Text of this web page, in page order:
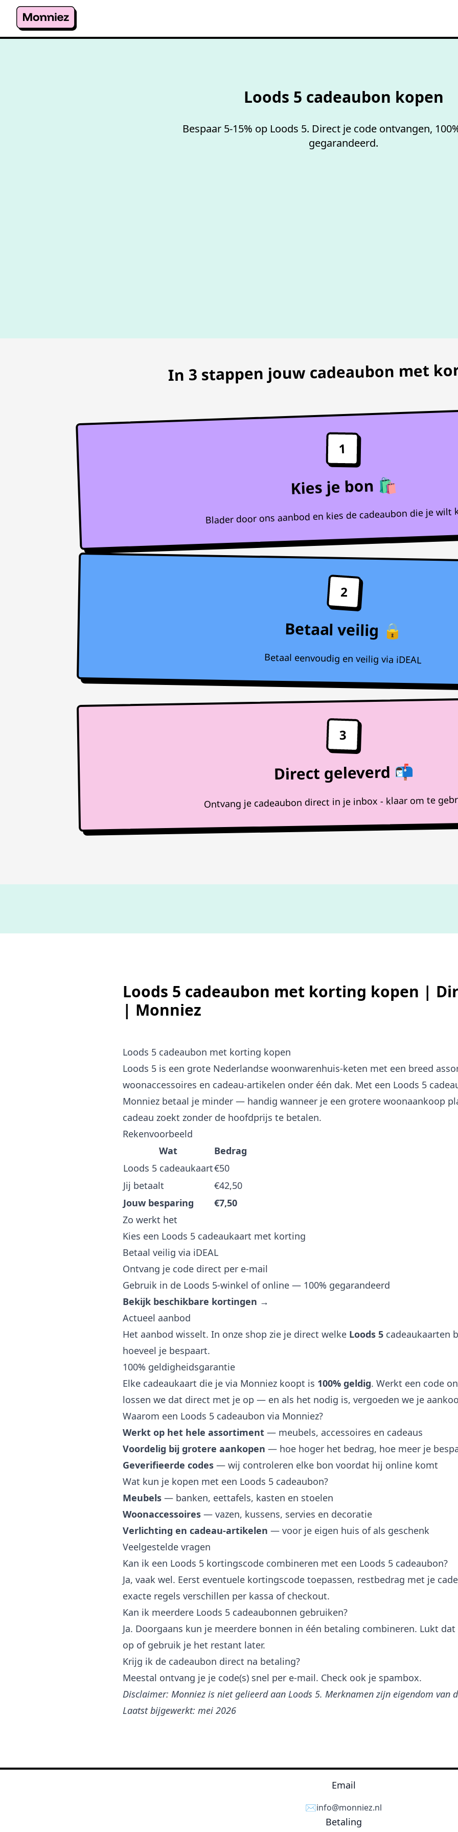
Loods 5 cadeaubon kopen
Bespaar 5-15% op Loods 5. Direct je code ontvangen,
gegarandeerd.
In 3 stappen jouw cadeaubon met
1
Kies je bon 🛍️
Blader door ons aanbod en kies de cadeaubon die je wilt
2
Betaal veilig 🔒
Betaal eenvoudig en veilig via iDEAL
3
Direct geleverd 📬
Ontvang je cadeaubon direct in je inbox - klaar om te
Loods 5 cadeaubon met korting kopen |
| Monniez
Loods 5 cadeaubon met korting kopen
Loods 5 is een grote Nederlandse woonwarenhuis-keten met een breed
woonaccessoires en cadeau-artikelen onder één dak. Met een Loods 5
Monniez betaal je minder — handig wanneer je een grotere woonaankoop
cadeau zoekt zonder de hoofdprijs te betalen.
Rekenvoorbeeld
Wat
Bedrag
Loods 5 cadeaukaart€50
Jij betaalt
€42,50
Jouw besparing
€7,50
Zo werkt het
Kies een Loods 5 cadeaukaart met korting
Betaal veilig via iDEAL
Ontvang je code direct per e-mail
Gebruik in de Loods 5-winkel of online — 100% gegarandeerd
Bekijk beschikbare kortingen →
Actueel aanbod
Het aanbod wisselt. In onze shop zie je direct welke Loods 5 cadeaukaarten
hoeveel je bespaart.
100% geldigheidsgarantie
Elke cadeaukaart die je via Monniez koopt is 100% geldig. Werkt een code
lossen we dat direct met je op — en als het nodig is, vergoeden we je
Waarom een Loods 5 cadeaubon via Monniez?
Werkt op het hele assortiment — meubels, accessoires en cadeaus
Voordelig bij grotere aankopen — hoe hoger het bedrag, hoe meer je
Geverifieerde codes — wij controleren elke bon voordat hij online komt
Wat kun je kopen met een Loods 5 cadeaubon?
Meubels — banken, eettafels, kasten en stoelen
Woonaccessoires — vazen, kussens, servies en decoratie
Verlichting en cadeau-artikelen — voor je eigen huis of als geschenk
Veelgestelde vragen
Kan ik een Loods 5 kortingscode combineren met een Loods 5 cadeaubon?
Ja, vaak wel. Eerst eventuele kortingscode toepassen, restbedrag met je
exacte regels verschillen per kassa of checkout.
Kan ik meerdere Loods 5 cadeaubonnen gebruiken?
Ja. Doorgaans kun je meerdere bonnen in één betaling combineren. Lukt
op of gebruik je het restant later.
Krijg ik de cadeaubon direct na betaling?
Meestal ontvang je je code(s) snel per e-mail. Check ook je spambox.
Disclaimer: Monniez is niet gelieerd aan Loods 5. Merknamen zijn eigendom van
Laatst bijgewerkt: mei 2026
Email
✉️info@monniez.nl
Betaling